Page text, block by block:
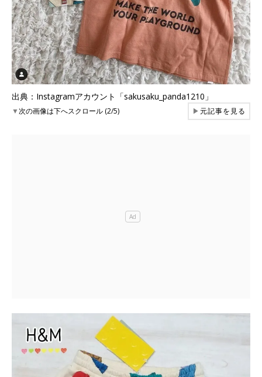
出典：Instagramアカウント「sakusaku_panda1210」
▼次の画像は下へスクロール (2/5) ▶元記事を見る